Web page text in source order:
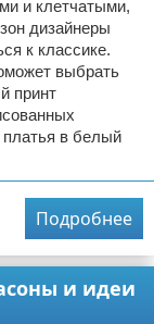
и клетчатыми,
дизайнеры
к классике.
выбрать
принт
в белый
Подробнее
и идеи